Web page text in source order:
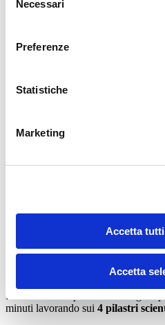
delNecessari
Preferenze
Statistiche
Marketing
Accetta
Accetta
Mangia più frutta e verdura
Non aggiungere sale alle
Quando mangi qualcosa di
potassio
Ricorda:non serve eliminare il sale
PREPARATI A
CARTA D’IDENTITA’
Ridurre fino al 94% la possibilità di
un esercizio casalingo sembrava
Il mio metodo speciale casalingo ti
minuti lavorando sui 4 pilastri